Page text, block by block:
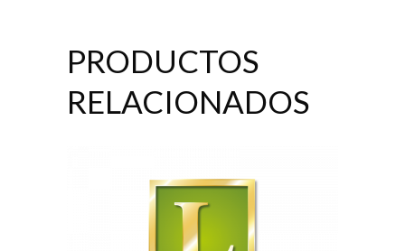
PRODUCTOS
RELACIONADOS